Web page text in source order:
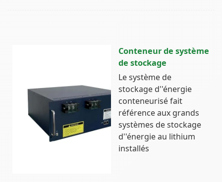
Conteneur de système
de stockage
Le système de
stockage d''énergie
conteneurisé fait
référence aux grands
systèmes de stockage
d''énergie au lithium
installés